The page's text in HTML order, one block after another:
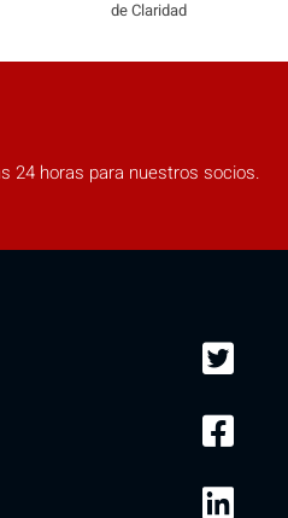
de Claridad
24 horas para nuestros socios.